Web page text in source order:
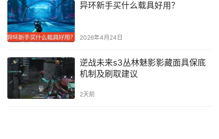
异环新手买什么载具好用？
2026年4月24日
逆战未来s3丛林魅影影藏面具保底
机制及刷取建议
2天前